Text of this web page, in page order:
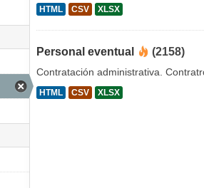
HTML CSV XLSX
Personal eventual (2158)
Contratación administrativa.
HTML CSV XLSX